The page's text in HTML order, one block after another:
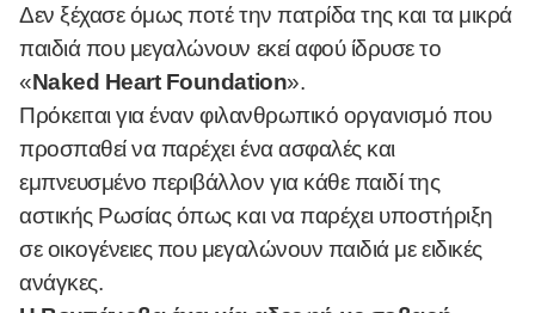
Δεν ξέχασε όμως ποτέ την πατρίδα της και τα μικρά
παιδιά που μεγαλώνουν εκεί αφού ίδρυσε το
«Naked Heart Foundation».
Πρόκειται για έναν φιλανθρωπικό οργανισμό που
προσπαθεί να παρέχει ένα ασφαλές και
εμπνευσμένο περιβάλλον για κάθε παιδί της
αστικής Ρωσίας όπως και να παρέχει υποστήριξη
σε οικογένειες που μεγαλώνουν παιδιά με ειδικές
ανάγκες.